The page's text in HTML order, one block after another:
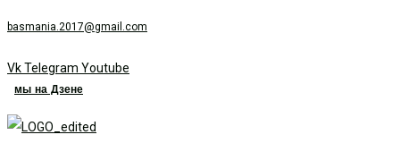
basmania.2017@gmail.com
VkTelegram Youtube
мы на Дзене